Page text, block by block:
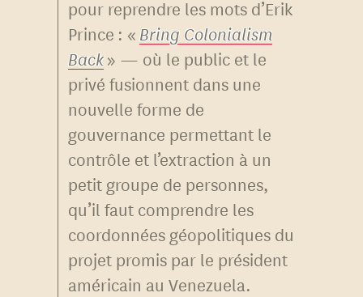
pour reprendre les mots d’Erik
Prince : «Bring Colonialism
Back» — où le public et le
privé fusionnent dans une
nouvelle forme de
gouvernance permettant le
contrôle et l’extraction à un
petit groupe de personnes,
qu’il faut comprendre les
coordonnées géopolitiques du
projet promis par le président
américain au Venezuela.